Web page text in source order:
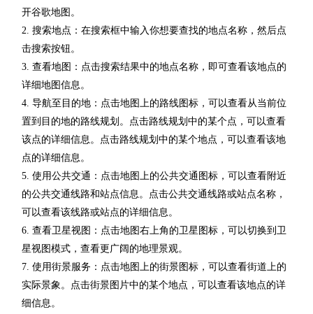
开谷歌地图。
2. 搜索地点：在搜索框中输入你想要查找的地点名称，然后点
击搜索按钮。
3. 查看地图：点击搜索结果中的地点名称，即可查看该地点的
详细地图信息。
4. 导航至目的地：点击地图上的路线图标，可以查看从当前位
置到目的地的路线规划。点击路线规划中的某个点，可以查看
该点的详细信息。点击路线规划中的某个地点，可以查看该地
点的详细信息。
5. 使用公共交通：点击地图上的公共交通图标，可以查看附近
的公共交通线路和站点信息。点击公共交通线路或站点名称，
可以查看该线路或站点的详细信息。
6. 查看卫星视图：点击地图右上角的卫星图标，可以切换到卫
星视图模式，查看更广阔的地理景观。
7. 使用街景服务：点击地图上的街景图标，可以查看街道上的
实际景象。点击街景图片中的某个地点，可以查看该地点的详
细信息。